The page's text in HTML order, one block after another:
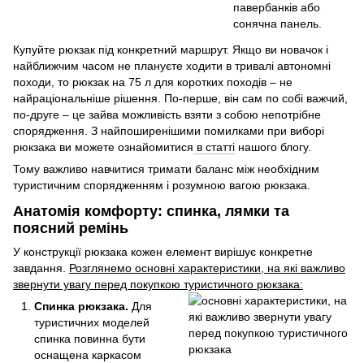
павербанків або
сонячна панель.
Купуйте рюкзак під конкретний маршрут. Якщо ви новачок і
найближчим часом не плануєте ходити в тривалі автономні
походи, то рюкзак на 75 л для коротких походів – не
найраціональніше рішення. По-перше, він сам по собі важчий,
по-друге – це зайва можливість взяти з собою непотрібне
спорядження. З найпоширенішими помилками при виборі
рюкзака ви можете ознайомитися в статті нашого блогу.
Тому важливо навчитися тримати баланс між необхідним
туристичним спорядженням і розумною вагою рюкзака.
Анатомія комфорту: спинка, лямки та
поясний ремінь
У конструкції рюкзака кожен елемент вирішує конкретне
завдання. Розглянемо основні характеристики, на які важливо
звернути увагу перед покупкою туристичного рюкзака:
Спинка рюкзака. Для
туристичних моделей
спинка повинна бути
оснащена каркасом